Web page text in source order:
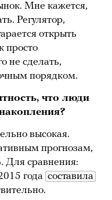
Мне кажется,
Регулятор,
открыть
просто
не сделать,
порядком.
что люди
высокая.
прогнозам,
Для сравнения:
года составила